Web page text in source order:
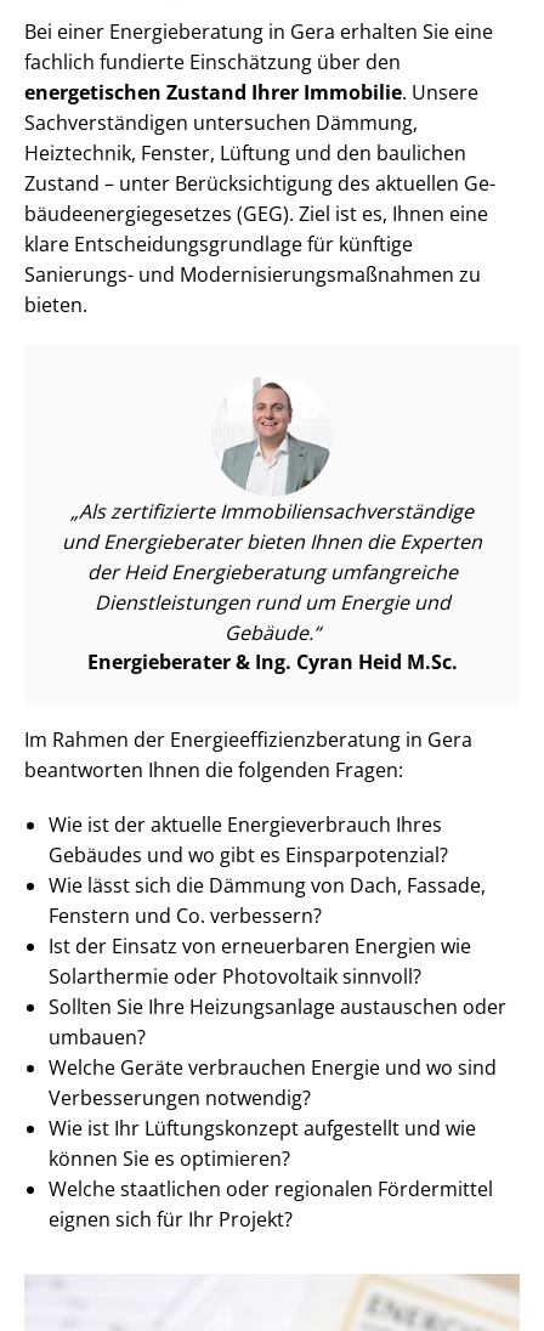
Bei einer Energieberatung in Gera erhalten Sie eine
fachlich fundierte Einschätzung über den
energetischen Zustand Ihrer Immobilie. Unsere
Sach­ver­stän­di­gen untersuchen Dämmung,
Heiztechnik, Fenster, Lüftung und den baulichen
Zustand – unter Be­rück­sich­ti­gung des aktuellen Ge­
bäu­de­en­er­gie­ge­set­zes (GEG). Ziel ist es, Ihnen eine
klare Ent­schei­dungs­grund­la­ge für künftige
Sanierungs- und Mo­der­ni­sie­rungs­maß­nah­men zu
bieten.
Als zertifizierte Im­mo­bi­li­en­sach­ver­stän­di­ge
und Energieberater bieten Ihnen die Experten
der Heid Energieberatung umfangreiche
Dienst­leis­tun­gen rund um Energie und
Gebäude.
Energieberater & Ing. Cyran Heid M.Sc.
Im Rahmen der En­er­gie­ef­fi­zi­enz­be­ra­tung in Gera
beantworten Ihnen die folgenden Fragen:
Wie ist der aktuelle En­er­gie­ver­brauch Ihres
Gebäudes und wo gibt es Ein­spar­po­ten­zi­al?
Wie lässt sich die Dämmung von Dach, Fassade,
Fenstern und Co. verbessern?
Ist der Einsatz von erneuerbaren Energien wie
Solarthermie oder Photovoltaik sinnvoll?
Sollten Sie Ihre Heizungsanlage austauschen oder
umbauen?
Welche Geräte verbrauchen Energie und wo sind
Verbesserungen notwendig?
Wie ist Ihr Lüftungskonzept aufgestellt und wie
können Sie es optimieren?
Welche staatlichen oder regionalen Fördermittel
eignen sich für Ihr Projekt?